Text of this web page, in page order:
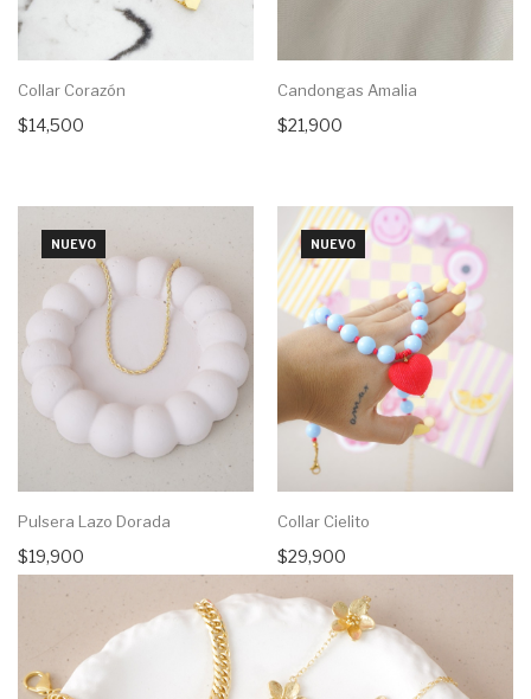
Collar Corazón
$14,500
Candongas Amalia
$21,900
NUEVO
Pulsera Lazo Dorada
$19,900
NUEVO
Collar Cielito
$29,900